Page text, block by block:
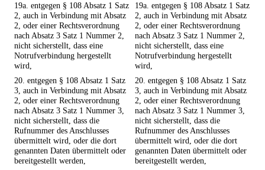
19a. entgegen § 108 Absatz 1 Satz
2, auch in Verbindung mit Absatz
2, oder einer Rechtsverordnung
nach Absatz 3 Satz 1 Nummer 2,
nicht sicherstellt, dass eine
Notrufverbindung hergestellt
wird,
19a. entgegen § 108 Absatz 1 Satz
2, auch in Verbindung mit Absatz
2, oder einer Rechtsverordnung
nach Absatz 3 Satz 1 Nummer 2,
nicht sicherstellt, dass eine
Notrufverbindung hergestellt
wird,
20. entgegen § 108 Absatz 1 Satz
3, auch in Verbindung mit Absatz
2, oder einer Rechtsverordnung
nach Absatz 3 Satz 1 Nummer 3,
nicht sicherstellt, dass die
Rufnummer des Anschlusses
übermittelt wird, oder die dort
genannten Daten übermittelt oder
bereitgestellt werden,
20. entgegen § 108 Absatz 1 Satz
3, auch in Verbindung mit Absatz
2, oder einer Rechtsverordnung
nach Absatz 3 Satz 1 Nummer 3,
nicht sicherstellt, dass die
Rufnummer des Anschlusses
übermittelt wird, oder die dort
genannten Daten übermittelt oder
bereitgestellt werden,